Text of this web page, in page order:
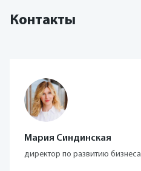
Контакты
Мария Синдинская
директор по развитию бизнеса